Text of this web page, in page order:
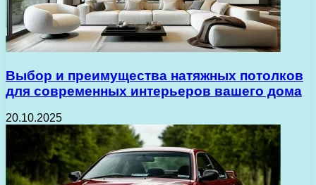
Выбор и преимущества натяжных потолков
для современных интерьеров вашего дома
20.10.2025